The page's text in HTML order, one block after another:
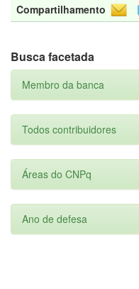
Compartilhamento
Busca facetada
Membro da banca
Todos contribuidores
Áreas do CNPq
Ano de defesa